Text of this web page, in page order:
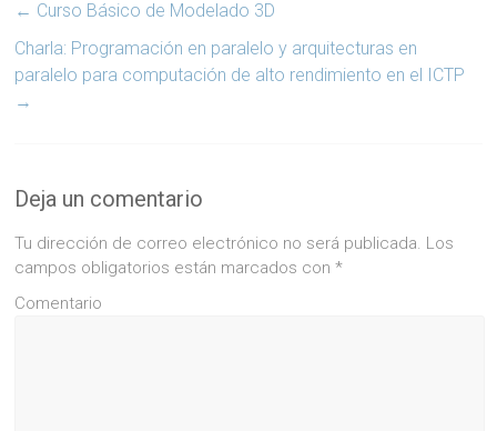
← Curso Básico de Modelado 3D
Charla: Programación en paralelo y arquitecturas en
paralelo para computación de alto rendimiento en el ICTP
→
Deja un comentario
Tu dirección de correo electrónico no será publicada. Los
campos obligatorios están marcados con*
Comentario